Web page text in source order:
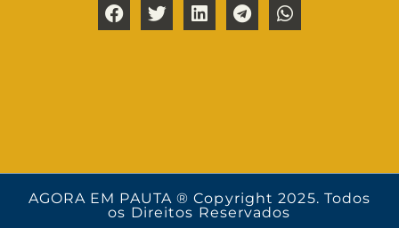
AGORA EM PAUTA ® Copyright 2025. Todos
os Direitos Reservados